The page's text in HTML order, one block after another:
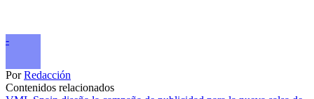
-
PorRedacción
Contenidos relacionados